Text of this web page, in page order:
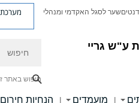
ע"ש גריי
שער לסגל האקדמי ומנהלי מערכת
חיפוש באתר
| מועמדים | הנחיות חירום